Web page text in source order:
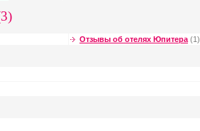
Отзывы об отелях Юпитера(1)